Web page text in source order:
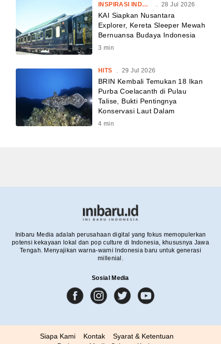
INSPIRASI INDONESIA . 28 Jul 2026
KAI Siapkan Nusantara
Explorer, Kereta Sleeper Mewah
Bernuansa Budaya Indonesia
3 min
HITS . 29 Jul 2026
BRIN Kembali Temukan 18 Ikan
Purba Coelacanth di Pulau
Talise, Bukti Pentingnya
Konservasi Laut Dalam
4 min
Inibaru Media adalah perusahaan digital yang fokus memopulerkan
potensi kekayaan lokal dan pop culture di Indonesia, khususnya Jawa
Tengah. Menyajikan warna-warni Indonesia baru untuk generasi
millenial.
Sosial Media
Siapa Kami Kontak
Syarat & Ketentuan